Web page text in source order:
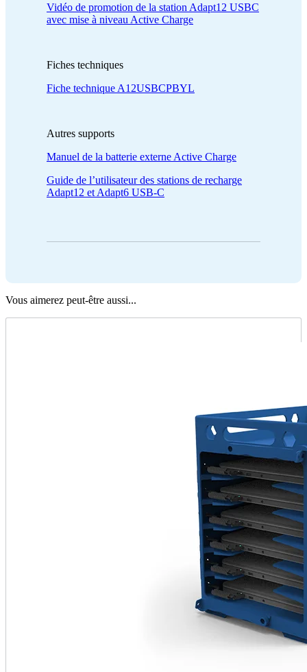
Vidéo de promotion de la station Adapt12 USBC
avec mise à niveau Active Charge
Fiches techniques
Fiche technique A12USBCPBYL
Autres supports
Manuel de la batterie externe Active Charge
Guide de l’utilisateur des stations de recharge
Adapt12 et Adapt6 USB-C
Vous aimerez peut-être aussi...